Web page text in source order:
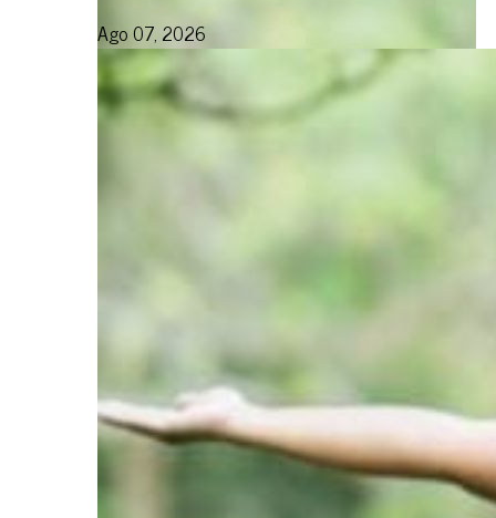
Ago 07, 2026